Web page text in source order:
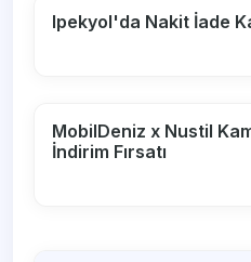
Ipekyol'da Nakit İade
MobilDeniz x Nustil
İndirim Fırsatı